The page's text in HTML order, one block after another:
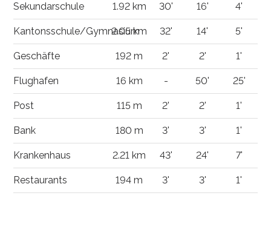
Sekundarschule 1.92 km 30' 16' 4'
Kantonsschule/Gymnasium
2.05 km 32' 14' 5'
Geschäfte 192 m 2' 2' 1'
Flughafen 16 km - 50' 25'
Post 115 m 2' 2' 1'
Bank 180 m 3' 3' 1'
Krankenhaus 2.21 km 43' 24' 7'
Restaurants 194 m 3' 3' 1'